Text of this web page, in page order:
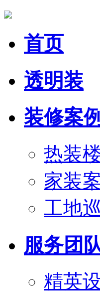
首页
透明装
装修案例
热装
家装
工地
服务团
精英